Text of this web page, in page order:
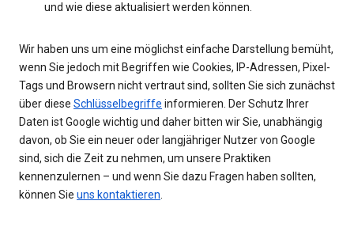
und wie diese aktualisiert werden können.
Wir haben uns um eine möglichst einfache Darstellung bemüht,
wenn Sie jedoch mit Begriffen wie Cookies, IP-Adressen, Pixel-
Tags und Browsern nicht vertraut sind, sollten Sie sich zunächst
über diese Schlüsselbegriffe informieren. Der Schutz Ihrer
Daten ist Google wichtig und daher bitten wir Sie, unabhängig
davon, ob Sie ein neuer oder langjähriger Nutzer von Google
sind, sich die Zeit zu nehmen, um unsere Praktiken
kennenzulernen – und wenn Sie dazu Fragen haben sollten,
können Sie uns kontaktieren.